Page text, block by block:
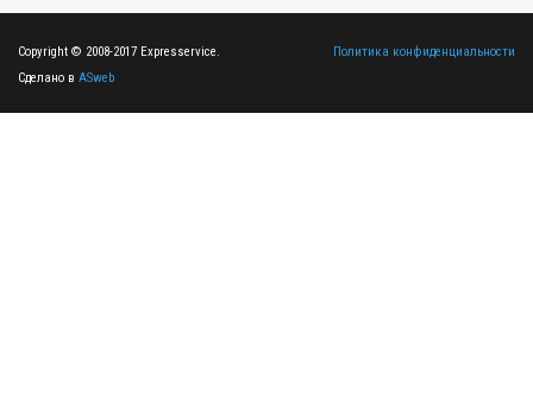
Copyright © 2008-2017 Expresservice.
Сделано в ASweb
Политика конфиденциальности